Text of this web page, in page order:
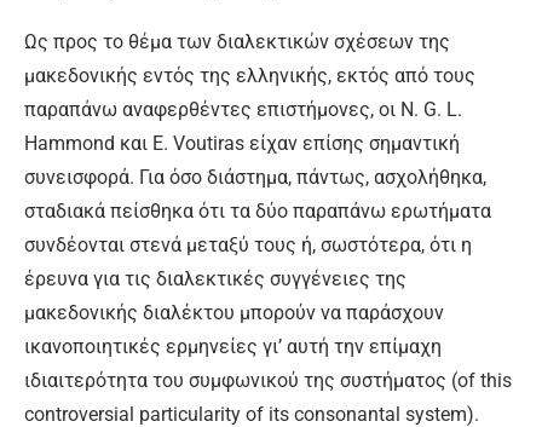
Ως προς το θέμα των διαλεκτικών σχέσεων της
μακεδονικής εντός της ελληνικής, εκτός από τους
παραπάνω αναφερθέντες επιστήμονες, οι N. G. L.
Hammond και E. Voutiras είχαν επίσης σημαντική
συνεισφορά. Για όσο διάστημα, πάντως, ασχολήθηκα,
σταδιακά πείσθηκα ότι τα δύο παραπάνω ερωτήματα
συνδέονται στενά μεταξύ τους ή, σωστότερα, ότι η
έρευνα για τις διαλεκτικές συγγένειες της
μακεδονικής διαλέκτου μπορούν να παράσχουν
ικανοποιητικές ερμηνείες γι’ αυτή την επίμαχη
ιδιαιτερότητα του συμφωνικού της συστήματος (of this
controversial particularity of its consonantal system).